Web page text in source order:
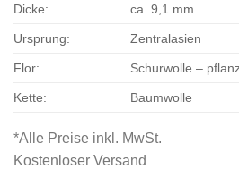
Dicke: ca. 9,1 mm
Ursprung: Zentralasien
Flor: Schurwolle –
Kette: Baumwolle
*Alle Preise inkl. MwSt.
Kostenloser Versand